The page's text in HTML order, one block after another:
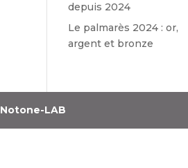
depuis 2024
Le palmarès 2024 : or,
argent et bronze
Notone-LAB